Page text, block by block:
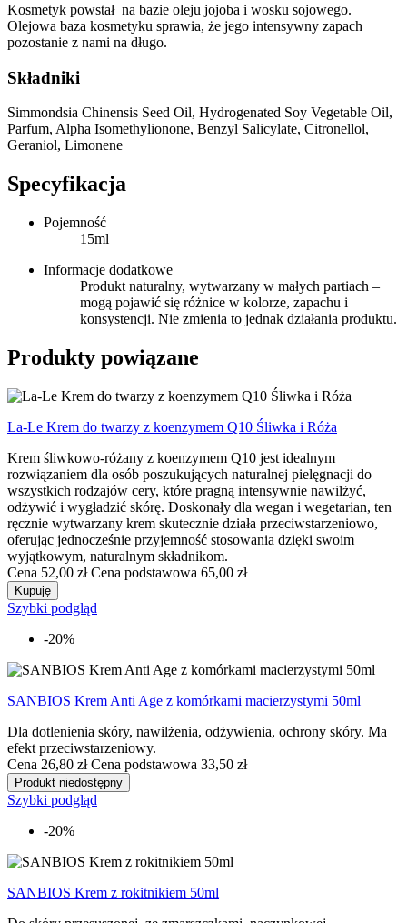
Kosmetyk powstał na bazie oleju jojoba i wosku sojowego.
Olejowa baza kosmetyku sprawia, że jego intensywny zapach
pozostanie z nami na długo.
Składniki
Simmondsia Chinensis Seed Oil, Hydrogenated Soy Vegetable Oil,
Parfum, Alpha Isomethylionone, Benzyl Salicylate, Citronellol,
Geraniol, Limonene
Specyfikacja
Pojemność
15ml
Informacje dodatkowe
Produkt naturalny, wytwarzany w małych partiach –
mogą pojawić się różnice w kolorze, zapachu i
konsystencji. Nie zmienia to jednak działania produktu.
Produkty powiązane
La-Le Krem do twarzy z koenzymem Q10 Śliwka i Róża
Krem śliwkowo-różany z koenzymem Q10 jest idealnym
rozwiązaniem dla osób poszukujących naturalnej pielęgnacji do
wszystkich rodzajów cery, które pragną intensywnie nawilżyć,
odżywić i wygładzić skórę. Doskonały dla wegan i wegetarian, ten
ręcznie wytwarzany krem skutecznie działa przeciwstarzeniowo,
oferując jednocześnie przyjemność stosowania dzięki swoim
wyjątkowym, naturalnym składnikom.
Cena 52,00 zł Cena podstawowa 65,00 zł
Kupuję
Szybki podgląd
-20%
SANBIOS Krem Anti Age z komórkami macierzystymi 50ml
Dla dotlenienia skóry, nawilżenia, odżywienia, ochrony skóry. Ma
efekt przeciwstarzeniowy.
Cena 26,80 zł Cena podstawowa 33,50 zł
Produkt niedostępny
Szybki podgląd
-20%
SANBIOS Krem z rokitnikiem 50ml